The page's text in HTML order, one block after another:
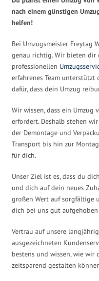
nach einem günstigen
helfen!
Bei Umzugsmeister Freytag
genau richtig. Wir bieten dir
professionellen
erfahrenes Team
dafür, dass dein Umzug
Wir wissen, dass ein
erfordert. Deshalb stehen
der Demontage und
Transport bis hin zur
für dich.
Unser Ziel ist es, dass du
und dich auf dein neues
großen Wert auf sorgfältige
dich bei uns gut
Vertrau auf unsere
ausgezeichneten
bestens und wissen, wie wir
zeitsparend gestalten